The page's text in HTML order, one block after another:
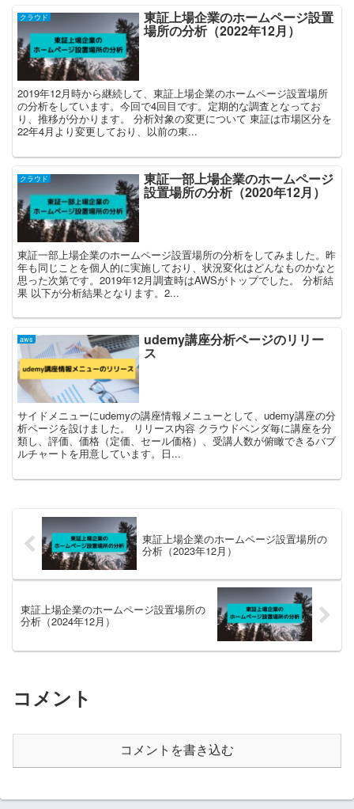
クラウド 東証上場企業のホームページ設置
場所の分析（2022年12月）
2019年12月時から継続して、東証上場企業のホームページ設置場所
の分析をしています。今回で4回目です。定期的な調査となってお
り、推移が分かります。 分析対象の変更について 東証は市場区分を
22年4月より変更しており、以前の東...
クラウド 東証一部上場企業のホームページ
設置場所の分析（2020年12月）
東証一部上場企業のホームページ設置場所の分析をしてみました。昨
年も同じことを個人的に実施しており、状況変化はどんなものかなと
思った次第です。2019年12月調査時はAWSがトップでした。 分析結
果 以下が分析結果となります。2...
aws udemy講座分析ページのリリー
ス
サイドメニューにudemyの講座情報メニューとして、udemy講座の分
析ページを設けました。 リリース内容 クラウドベンダ毎に講座を分
類し、評価、価格（定価、セール価格）、受講人数が俯瞰できるバブ
ルチャートを用意しています。日...
東証上場企業のホームページ設置場所の
分析（2023年12月）
東証上場企業のホームページ設置場所の
分析（2024年12月）
コメント
コメントを書き込む